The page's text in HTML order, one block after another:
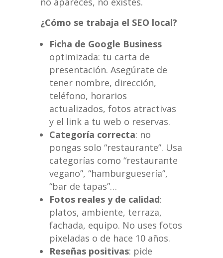
¿Cómo se trabaja el SEO local?
Ficha de Google Business
optimizada: tu carta de
presentación. Asegúrate de
tener nombre, dirección,
teléfono, horarios
actualizados, fotos atractivas
y el link a tu web o reservas.
Categoría correcta: no
pongas solo “restaurante”. Usa
categorías como “restaurante
vegano”, “hamburguesería”,
“bar de tapas”…
Fotos reales y de calidad:
platos, ambiente, terraza,
fachada, equipo. No uses fotos
pixeladas o de hace 10 años.
Reseñas positivas: pide